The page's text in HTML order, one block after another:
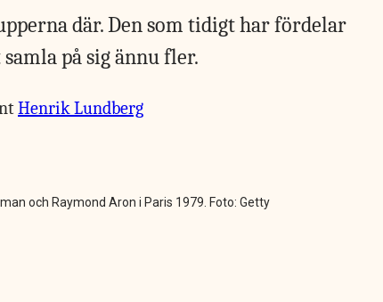
där. Den som tidigt har fördelar
på sig ännu fler.
Henrik Lundberg
och Raymond Aron i Paris 1979. Foto: Getty